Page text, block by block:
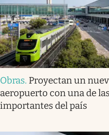
Obras. Proyectan un
aeropuerto con una de
importantes del país